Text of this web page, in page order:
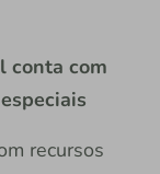
conta com
recursos